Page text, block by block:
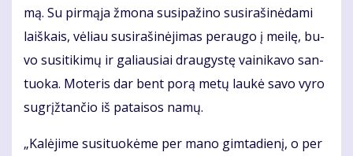
mą. Su pir­mą­ja žmo­na su­si­pa­ži­no su­si­ra­ši­nė­da­mi
laiš­kais, vė­liau su­si­ra­ši­nė­ji­mas per­au­go į mei­lę, bu­
vo su­si­ti­ki­mų ir ga­liau­siai drau­gys­tę vai­ni­ka­vo san­
tuo­ka. Mo­te­ris dar bent po­rą me­tų lau­kė sa­vo vy­ro
su­grįž­tan­čio iš pa­tai­sos na­mų.
„Ka­lė­ji­me su­si­tuo­kė­me per ma­no gim­ta­die­nį, o per